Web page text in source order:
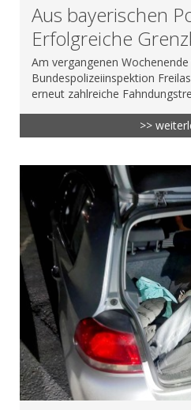
Aus bayerischen
Erfolgreiche
Am vergangenen
Bundespolizeiinspektion
erneut zahlreiche
>>